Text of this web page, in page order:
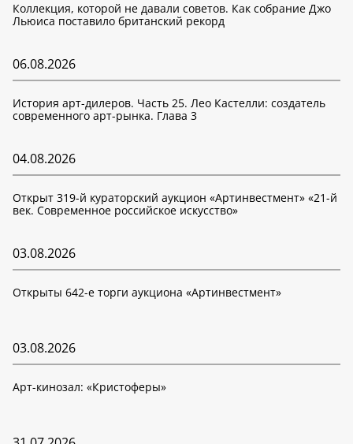
Коллекция, которой не давали советов. Как собрание Джо
Льюиса поставило британский рекорд
06.08.2026
История арт-дилеров. Часть 25. Лео Кастелли: создатель
современного арт-рынка. Глава 3
04.08.2026
Открыт 319-й кураторский аукцион «Артинвестмент» «21-й
век. Современное российское искусство»
03.08.2026
Открыты 642-е торги аукциона «Артинвестмент»
03.08.2026
Арт-кинозал: «Кристоферы»